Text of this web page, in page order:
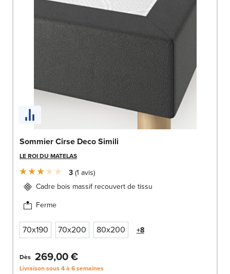
Sommier Cirse Deco Simili
LE ROI DU MATELAS
3 1 avis
Cadre bois massif recouvert de tissu
Ferme
70x190 70x200 80x200 +8
Dès 269,00 €
Livraison sous 4 à 6 semaines